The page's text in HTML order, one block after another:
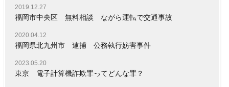
2019.12.27
福岡市中央区 無料相談 ながら運転で交通事故
2020.04.12
福岡県北九州市 逮捕 公務執行妨害事件
2023.05.20
東京 電子計算機詐欺罪ってどんな罪？